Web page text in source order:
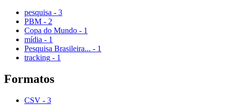
pesquisa - 3
PBM - 2
Copa do Mundo - 1
mídia - 1
Pesquisa Brasileira... - 1
tracking - 1
Formatos
CSV - 3